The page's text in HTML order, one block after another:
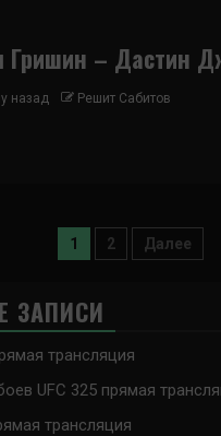
Гришин – Дастин
назад Решит Сабитов
Пагинация
1 2 Далее
ЗАПИСИ
трансляция
UFC 325 прямая
трансляция